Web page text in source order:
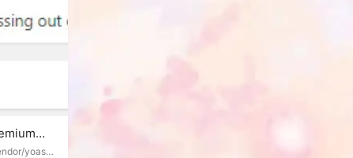
的
yoast/l